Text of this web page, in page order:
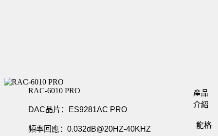
RAC-6010 PRO
DAC晶片：ES9281AC PRO
頻率回應：0.032dB@20HZ-40KHZ
產品
介紹
龍格